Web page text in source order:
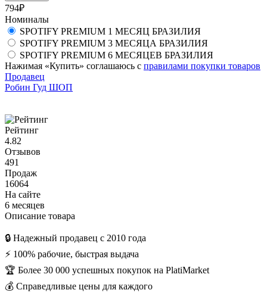
794₽
Номиналы
SPOTIFY PREMIUM 1 МЕСЯЦ БРАЗИЛИЯ
SPOTIFY PREMIUM 3 МЕСЯЦА БРАЗИЛИЯ
SPOTIFY PREMIUM 6 МЕСЯЦЕВ БРАЗИЛИЯ
Нажимая «Купить» соглашаюсь с правилами покупки товаров
Продавец
Робин Гуд ШОП
Рейтинг
4.82
Отзывов
491
Продаж
16064
На сайте
6 месяцев
Описание товара
🔒 Надежный продавец с 2010 года
⚡️ 100% рабочие, быстрая выдача
🏆 Более 30 000 успешных покупок на PlatiMarket
💰 Справедливые цены для каждого